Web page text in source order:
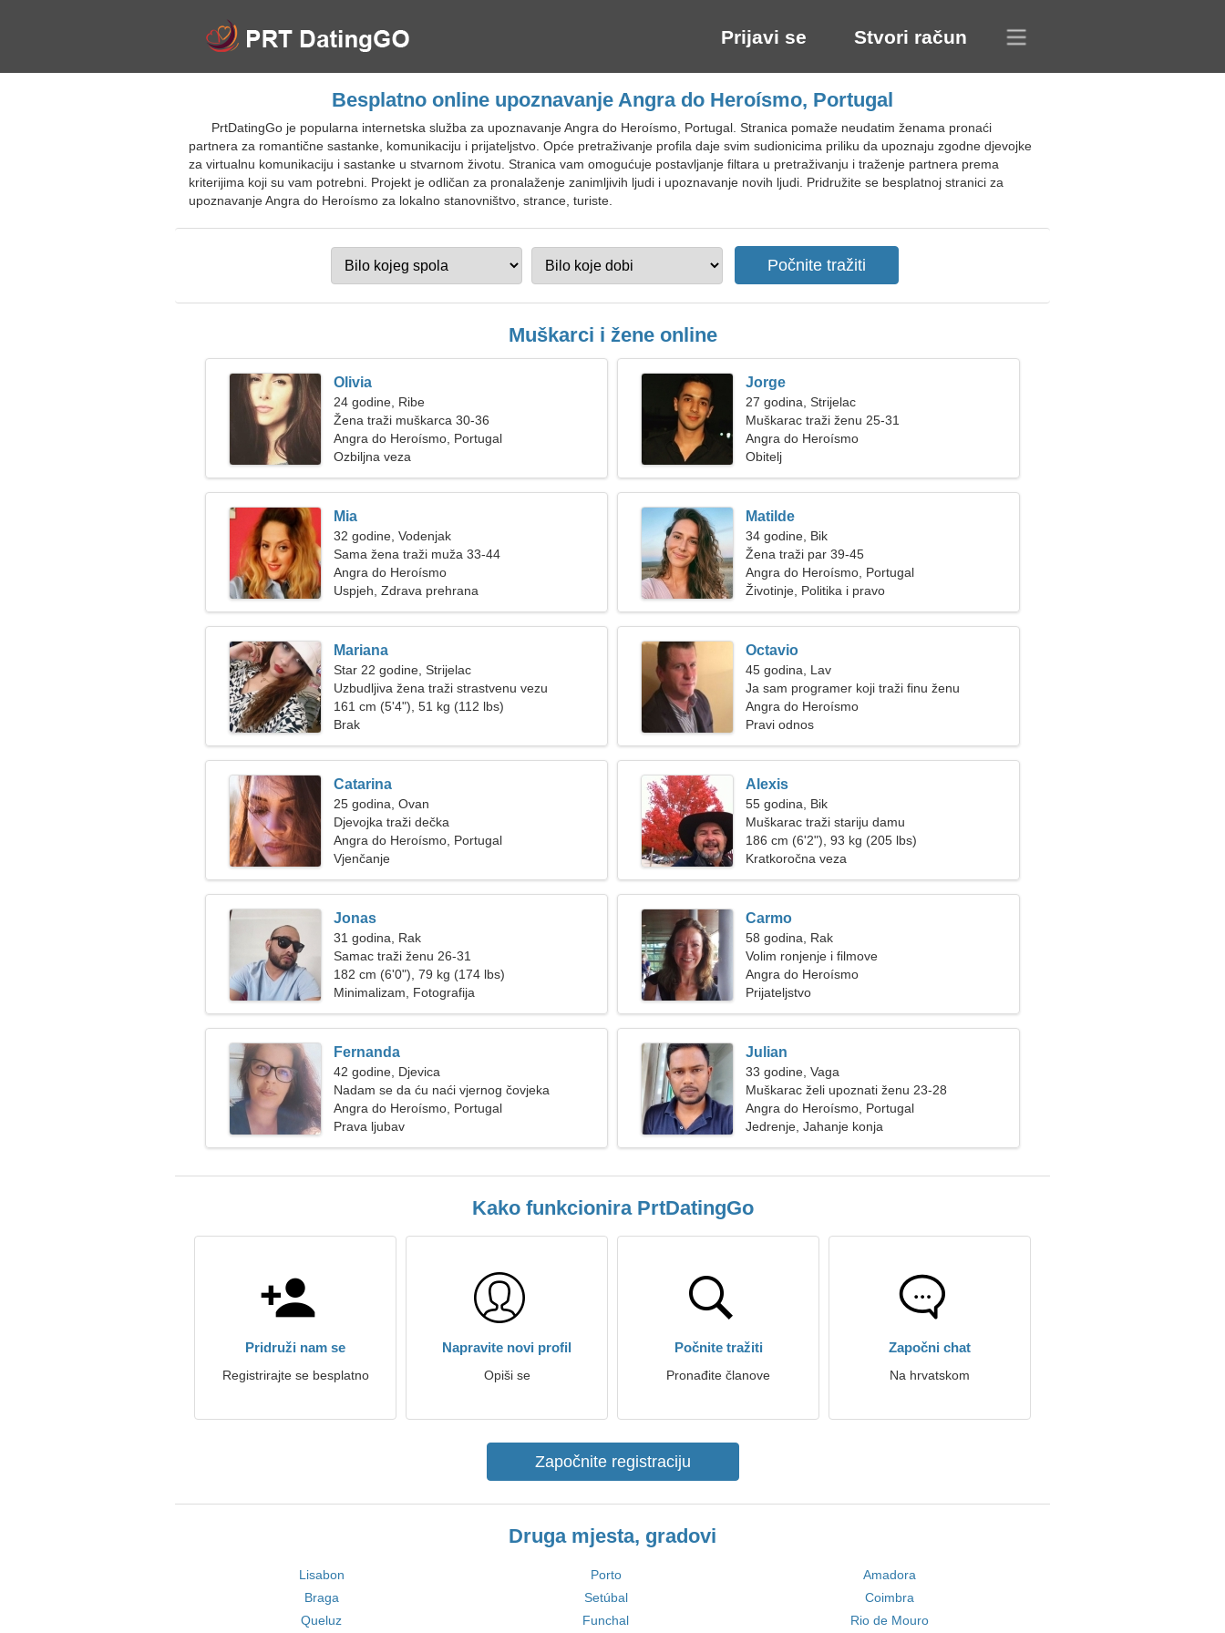
Prijavi se Stvori račun
Besplatno online upoznavanje Angra do Heroísmo, Portugal
PrtDatingGo je popularna internetska služba za upoznavanje Angra do Heroísmo, Portugal. Stranica pomaže neudatim ženama pronaći
partnera za romantične sastanke, komunikaciju i prijateljstvo. Opće pretraživanje profila daje svim sudionicima priliku da upoznaju zgodne djevojke
za virtualnu komunikaciju i sastanke u stvarnom životu. Stranica vam omogućuje postavljanje filtara u pretraživanju i traženje partnera prema
kriterijima koji su vam potrebni. Projekt je odličan za pronalaženje zanimljivih ljudi i upoznavanje novih ljudi. Pridružite se besplatnoj stranici za
upoznavanje Angra do Heroísmo za lokalno stanovništvo, strance, turiste.
Muškarci i žene online
Olivia
24 godine, Ribe
Žena traži muškarca 30-36
Angra do Heroísmo, Portugal
Ozbiljna veza
Jorge
27 godina, Strijelac
Muškarac traži ženu 25-31
Angra do Heroísmo
Obitelj
Mia
32 godine, Vodenjak
Sama žena traži muža 33-44
Angra do Heroísmo
Uspjeh, Zdrava prehrana
Matilde
34 godine, Bik
Žena traži par 39-45
Angra do Heroísmo, Portugal
Životinje, Politika i pravo
Mariana
Star 22 godine, Strijelac
Uzbudljiva žena traži strastvenu vezu
161 cm (5'4"), 51 kg (112 lbs)
Brak
Octavio
45 godina, Lav
Ja sam programer koji traži finu ženu
Angra do Heroísmo
Pravi odnos
Catarina
25 godina, Ovan
Djevojka traži dečka
Angra do Heroísmo, Portugal
Vjenčanje
Alexis
55 godina, Bik
Muškarac traži stariju damu
186 cm (6'2"), 93 kg (205 lbs)
Kratkoročna veza
Jonas
31 godina, Rak
Samac traži ženu 26-31
182 cm (6'0"), 79 kg (174 lbs)
Minimalizam, Fotografija
Carmo
58 godina, Rak
Volim ronjenje i filmove
Angra do Heroísmo
Prijateljstvo
Fernanda
42 godine, Djevica
Nadam se da ću naći vjernog čovjeka
Angra do Heroísmo, Portugal
Prava ljubav
Julian
33 godine, Vaga
Muškarac želi upoznati ženu 23-28
Angra do Heroísmo, Portugal
Jedrenje, Jahanje konja
Kako funkcionira PrtDatingGo
Pridruži nam se
Registrirajte se besplatno
Napravite novi profil
Opiši se
Počnite tražiti
Pronađite članove
Započni chat
Na hrvatskom
Započnite registraciju
Druga mjesta, gradovi
Lisabon Porto
Amadora
Braga
Setúbal
Coimbra
Queluz
Funchal Rio de Mouro